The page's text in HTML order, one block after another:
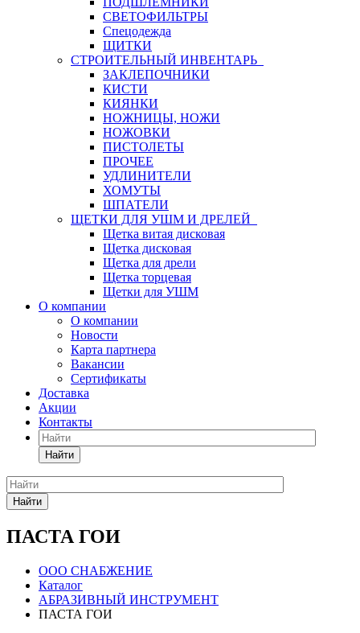
СВЕТОФИЛЬТРЫ
Спецодежда
ЩИТКИ
СТРОИТЕЛЬНЫЙ ИНВЕНТАРЬ
ЗАКЛЕПОЧНИКИ
КИСТИ
КИЯНКИ
НОЖНИЦЫ, НОЖИ
НОЖОВКИ
ПИСТОЛЕТЫ
ПРОЧЕЕ
УДЛИНИТЕЛИ
ХОМУТЫ
ШПАТЕЛИ
ЩЕТКИ ДЛЯ УШМ И ДРЕЛЕЙ
Щетка витая дисковая
Щетка дисковая
Щетка для дрели
Щетка торцевая
Щетки для УШМ
О компании
О компании
Новости
Карта партнера
Вакансии
Сертификаты
Доставка
Акции
Контакты
Найти
Найти
ПАСТА ГОИ
ООО СНАБЖЕНИЕ
Каталог
АБРАЗИВНЫЙ ИНСТРУМЕНТ
ПАСТА ГОИ